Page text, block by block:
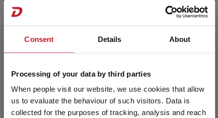
Consent Details About
Processing of your data by third parties
When people visit our website, we use cookies that allow
us to evaluate the behaviour of such visitors. Data is
collected for the purposes of tracking, analysis and reach
documenti di vendita. La tolleranza ammissibile è pari a ±
5 %. Il margine ammissibile in chilogrammi è indicato tra
massima trasparenza sulle possibili divergenze di peso,
montaggio e comunica al rivenditore il risultato della
paragrafo "Note giuridiche".
3. I posti a sedere omologati (compreso il conducente)…